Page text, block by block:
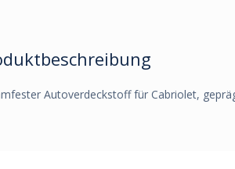
Autoverdeckstoff für Cabriolet,